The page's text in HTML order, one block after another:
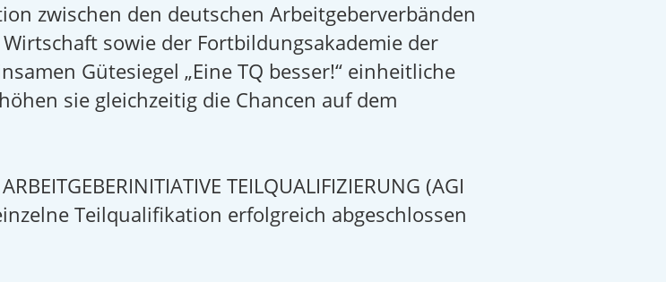
zwischen den deutschen Arbeitgeberverbänden
sowie der Fortbildungsakademie der
Gütesiegel „Eine TQ besser!“ einheitliche
sie gleichzeitig die Chancen auf dem
TEILQUALIFIZIERUNG (AGI
Teilqualifikation erfolgreich abgeschlossen